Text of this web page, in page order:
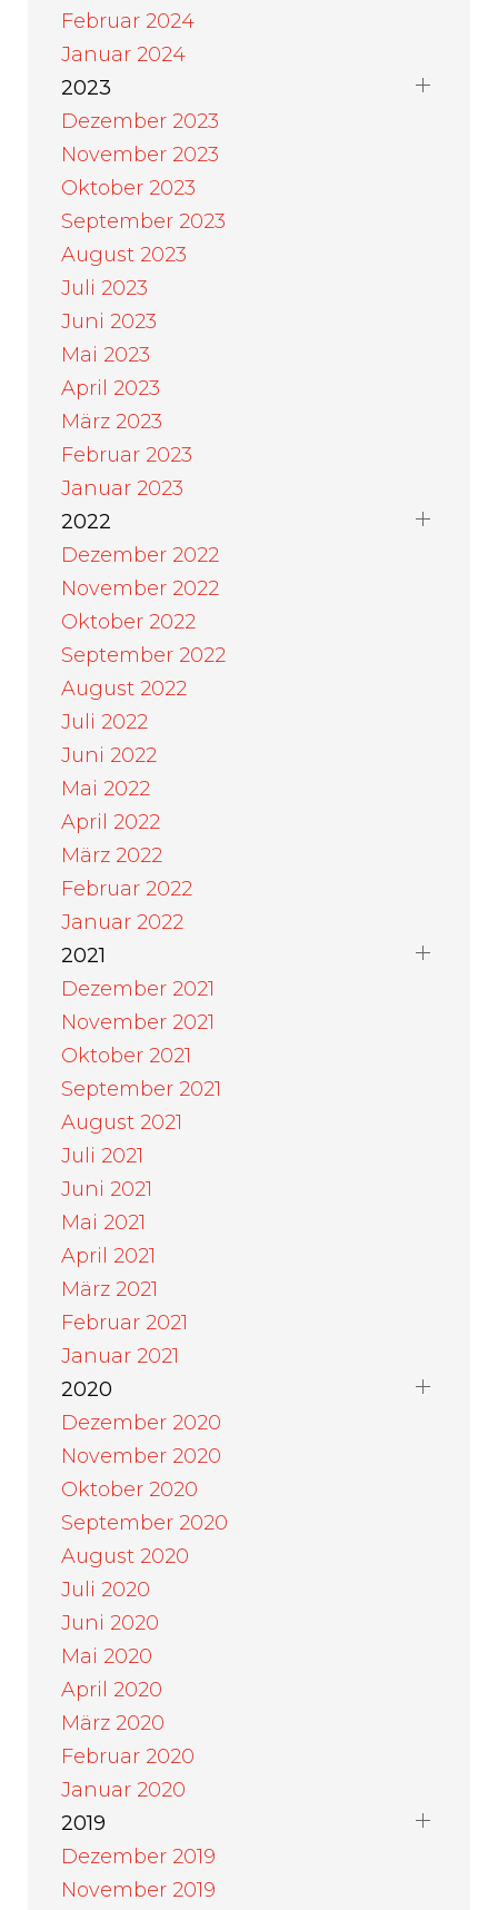
Februar 2024
Januar 2024
2023
Dezember 2023
November 2023
Oktober 2023
September 2023
August 2023
Juli 2023
Juni 2023
Mai 2023
April 2023
März 2023
Februar 2023
Januar 2023
2022
Dezember 2022
November 2022
Oktober 2022
September 2022
August 2022
Juli 2022
Juni 2022
Mai 2022
April 2022
März 2022
Februar 2022
Januar 2022
2021
Dezember 2021
November 2021
Oktober 2021
September 2021
August 2021
Juli 2021
Juni 2021
Mai 2021
April 2021
März 2021
Februar 2021
Januar 2021
2020
Dezember 2020
November 2020
Oktober 2020
September 2020
August 2020
Juli 2020
Juni 2020
Mai 2020
April 2020
März 2020
Februar 2020
Januar 2020
2019
Dezember 2019
November 2019